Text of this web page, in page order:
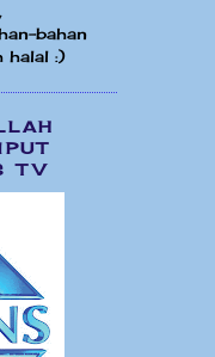
bahan
halal :)
TV